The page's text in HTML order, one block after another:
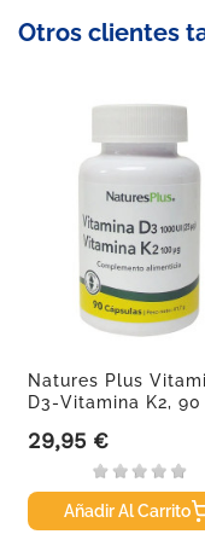
Otros clientes
Natures Plus
D3-Vitamina K2, 90
Precio
29,95 €
Añadir Al Carrito